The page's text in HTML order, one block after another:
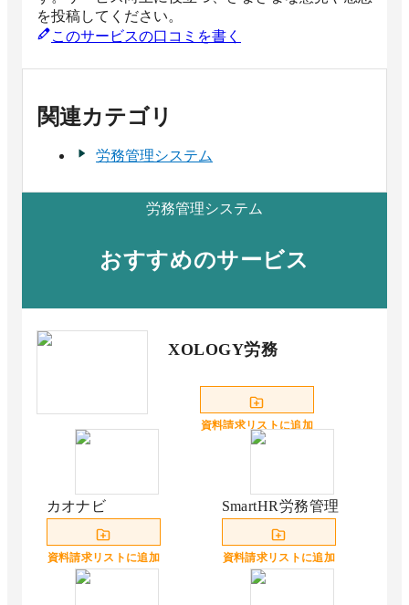
を投稿してください。
このサービスの口コミを書く
関連カテゴリ
労務管理システム
労務管理システム
おすすめのサービス
XOLOGY労務
資料請求リストに追加
カオナビ
資料請求リストに追加
SmartHR労務管理
資料請求リストに追加